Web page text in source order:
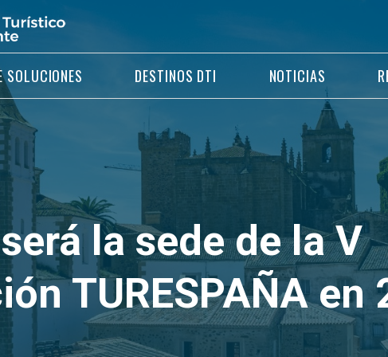
SOLUCIONES DESTINOS DTI NOTICIAS
la sede de la V
TURESPAÑA en